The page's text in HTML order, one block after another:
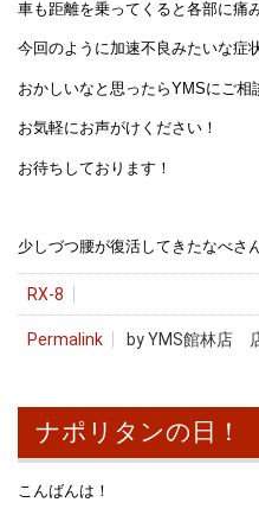
車も距離を乗ってくると各部に痛
今回のように加速不良みたいな症
おかしいなと思ったらYMSにご相
お気軽にお声がけください！
お待ちしております！
少しづつ腰が復活してきたなべさ
RX-8
Permalink by YMS館林店
ナポリタンの日！
こんばんは！